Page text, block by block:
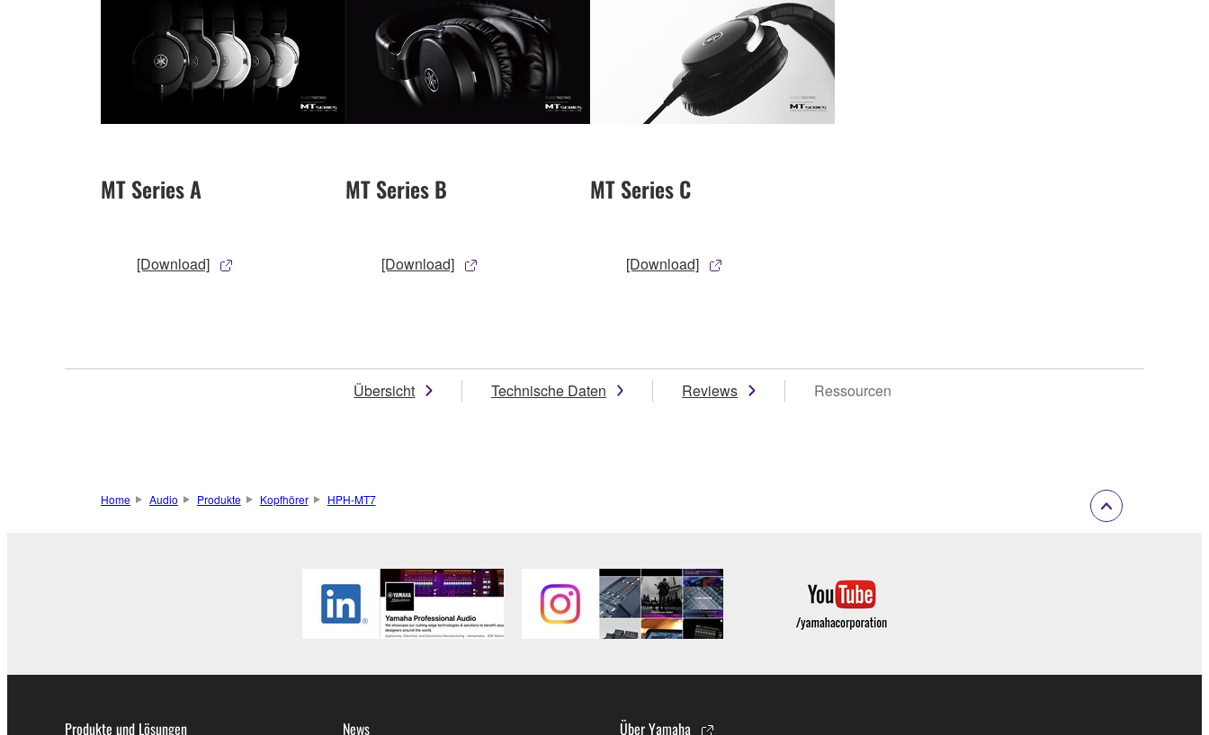
MT Series A
[Download]
MT Series B
[Download]
MT Series C
[Download]
Übersicht Technische Daten Reviews Ressourcen
Home Audio Produkte Kopfhörer HPH-MT7
Produkte und Lösungen News Über Yamaha